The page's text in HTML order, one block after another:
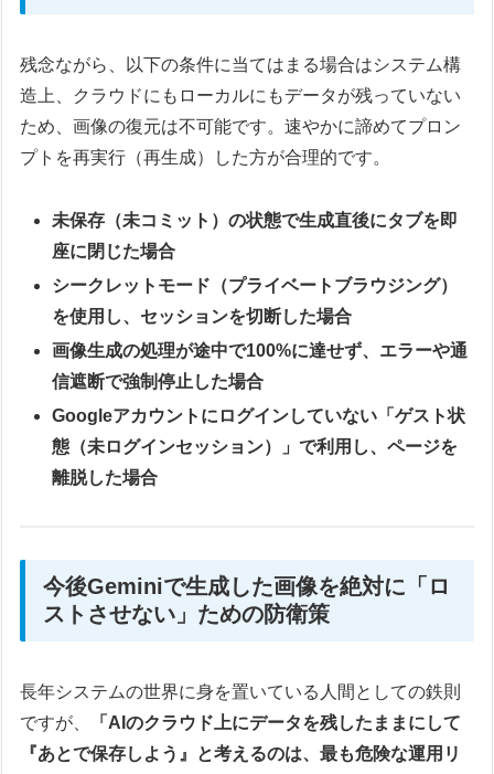
残念ながら、以下の条件に当てはまる場合はシステム構
造上、クラウドにもローカルにもデータが残っていない
ため、画像の復元は不可能です。速やかに諦めてプロン
プトを再実行（再生成）した方が合理的です。
未保存（未コミット）の状態で生成直後にタブを即
座に閉じた場合
シークレットモード（プライベートブラウジング）
を使用し、セッションを切断した場合
画像生成の処理が途中で100%に達せず、エラーや通
信遮断で強制停止した場合
Googleアカウントにログインしていない「ゲスト状
態（未ログインセッション）」で利用し、ページを
離脱した場合
今後Geminiで生成した画像を絶対に「ロ
ストさせない」ための防衛策
長年システムの世界に身を置いている人間としての鉄則
ですが、
「AIのクラウド上にデータを残したままにして
『あとで保存しよう』と考えるのは、最も危険な運用リ